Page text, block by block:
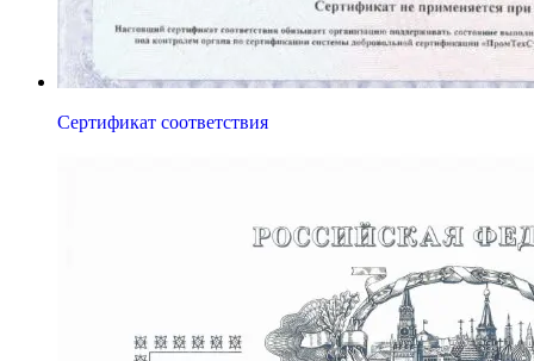
Сертификат соответствия